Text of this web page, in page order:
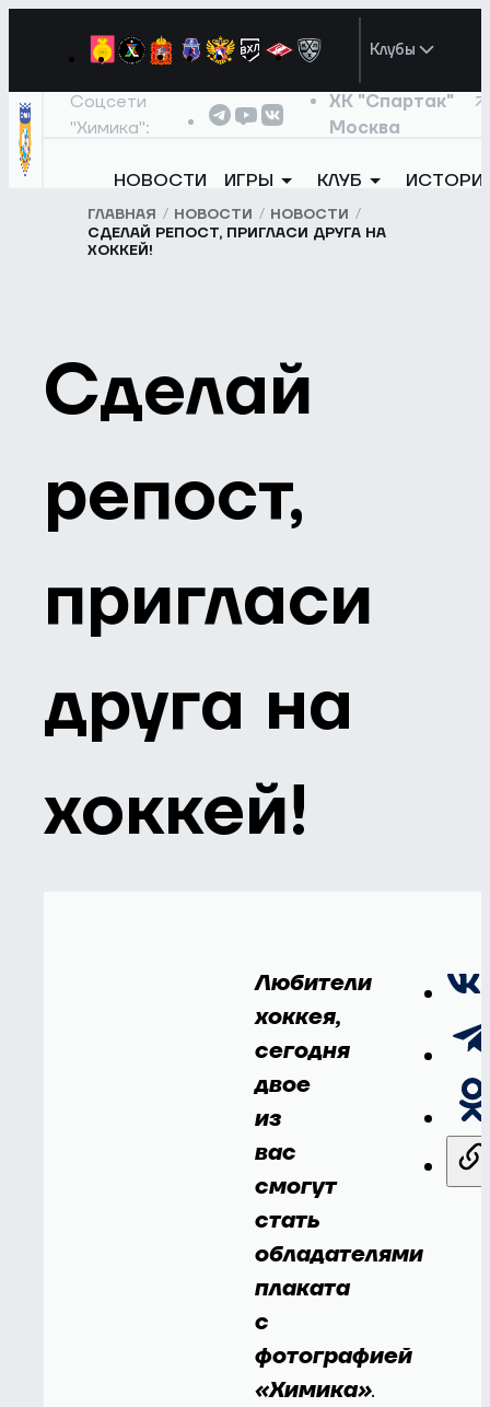
Клубы
Соцсети
"Химика":
ХК "Спартак"
Москва
НОВОСТИ ИГРЫ КЛУБ
ГЛАВНАЯ НОВОСТИ
НОВОСТИ
СДЕЛАЙ РЕПОСТ, ПРИГЛАСИ ДРУГА НА
ХОККЕЙ!
Сделай
репост,
пригласи
друга на
хоккей!
Любители
хоккея,
сегодня
двое
из
вас
смогут
стать
обладателями
плаката
с
фотографией
«Химика».